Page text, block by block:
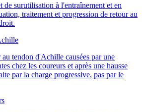
de surutilisation à l'entraînement et en
traitement et progression de retour au
tendon d'Achille causées par une
chez les coureurs et après une hausse
par la charge progressive, pas par le